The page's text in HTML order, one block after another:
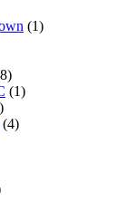
(1)
(1)
(4)